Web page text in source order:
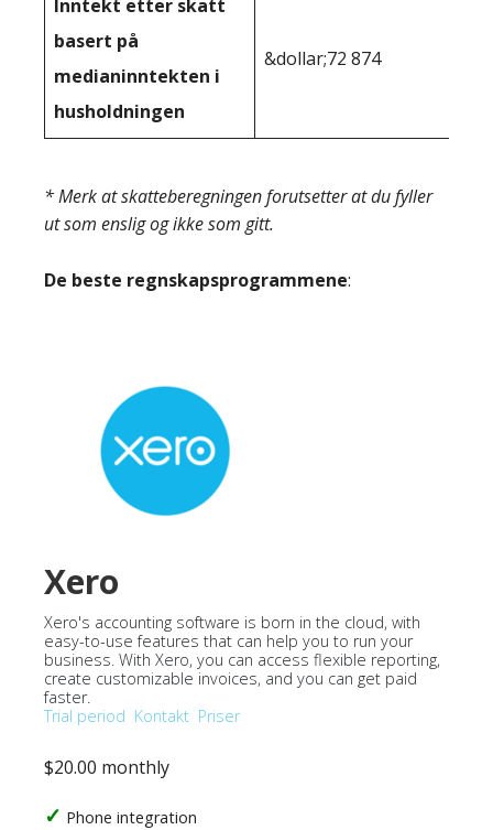
Inntekt etter skatt
basert på
medianinntekten i
husholdningen
&dollar;72 874
* Merk at skatteberegningen forutsetter at du fyller
ut som enslig og ikke som gitt.
De beste regnskapsprogrammene:
Xero
Xero's accounting software is born in the cloud, with
easy-to-use features that can help you to run your
business. With Xero, you can access flexible reporting,
create customizable invoices, and you can get paid
faster.
Trial period Kontakt Priser
$20.00 monthly
Phone integration